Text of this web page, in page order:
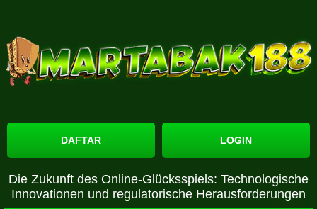
DAFTAR LOGIN
Die Zukunft des Online-Glücksspiels: Technologische
Innovationen und regulatorische Herausforderungen